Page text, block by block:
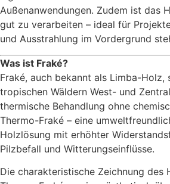
Außenanwendungen. Zudem ist das
gut zu verarbeiten – ideal für
und Ausstrahlung im Vordergrund
Was ist Fraké?
Fraké, auch bekannt als Limba-Holz,
tropischen Wäldern West- und
thermische Behandlung ohne
Thermo-Fraké – eine
Holzlösung mit erhöhter
Pilzbefall und Witterungseinflüsse.
Die charakteristische Zeichnung des